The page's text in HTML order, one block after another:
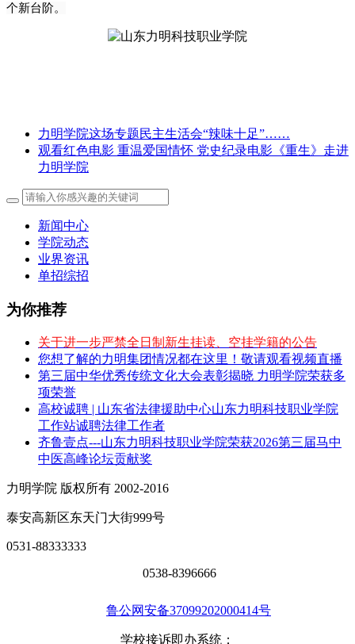
个新台阶。
力明学院这场专题民主生活会“辣味十足”……
观看红色电影 重温爱国情怀 党史纪录电影《重生》走进
力明学院
新闻中心
学院动态
业界资讯
单招综招
为你推荐
关于进一步严禁全日制新生挂读、空挂学籍的公告
您想了解的力明集团情况都在这里！敬请观看视频直播
第三届中华优秀传统文化大会表彰揭晓 力明学院荣获多
项荣誉
高校诚聘 | 山东省法律援助中心山东力明科技职业学院
工作站诚聘法律工作者
齐鲁壹点---山东力明科技职业学院荣获2026第三届马中
中医高峰论坛贡献奖
力明学院 版权所有 2002-2016
泰安高新区东天门大街999号
0531-88333333
0538-8396666
鲁公网安备37099202000414号
学校接诉即办系统：